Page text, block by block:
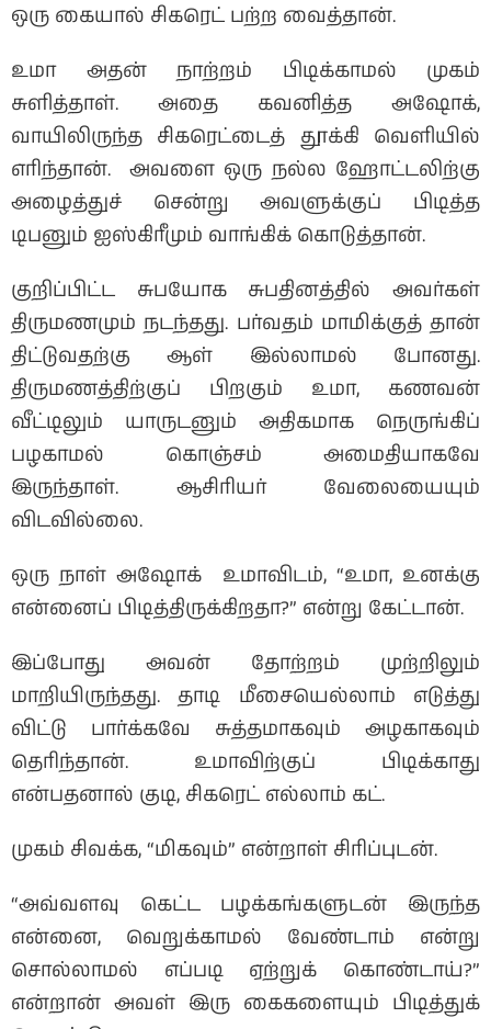
ஒரு கையால் சிகரெட் பற்ற வைத்தான்.
உமா அதன் நாற்றம் பிடிக்காமல் முகம்
சுளித்தாள். அதை கவனித்த அஷோக்,
வாயிலிருந்த சிகரெட்டைத் தூக்கி வெளியில்
எரிந்தான். அவளை ஒரு நல்ல ஹோட்டலிற்கு
அழைத்துச் சென்று அவளுக்குப் பிடித்த
டிபனும் ஐஸ்கிரீமும் வாங்கிக் கொடுத்தான்.
குறிப்பிட்ட சுபயோக சுபதினத்தில் அவர்கள்
திருமணமும் நடந்தது. பர்வதம் மாமிக்குத் தான்
திட்டுவதற்கு ஆள் இல்லாமல் போனது.
திருமணத்திற்குப் பிறகும் உமா, கணவன்
வீட்டிலும் யாருடனும் அதிகமாக நெருங்கிப்
பழகாமல் கொஞ்சம் அமைதியாகவே
இருந்தாள். ஆசிரியர் வேலையையும்
விடவில்லை.
ஒரு நாள் அஷோக் உமாவிடம், “உமா, உனக்கு
என்னைப் பிடித்திருக்கிறதா?” என்று கேட்டான்.
இப்போது அவன் தோற்றம் முற்றிலும்
மாறியிருந்தது. தாடி மீசையெல்லாம் எடுத்து
விட்டு பார்க்கவே சுத்தமாகவும் அழகாகவும்
தெரிந்தான். உமாவிற்குப் பிடிக்காது
என்பதனால் குடி, சிகரெட் எல்லாம் கட்.
முகம் சிவக்க, “மிகவும்” என்றாள் சிரிப்புடன்.
“அவ்வளவு கெட்ட பழக்கங்களுடன் இருந்த
என்னை, வெறுக்காமல் வேண்டாம் என்று
சொல்லாமல் எப்படி ஏற்றுக் கொண்டாய்?”
என்றான் அவள் இரு கைகளையும் பிடித்துக்